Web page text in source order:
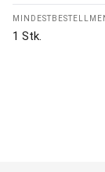
1 Stk.